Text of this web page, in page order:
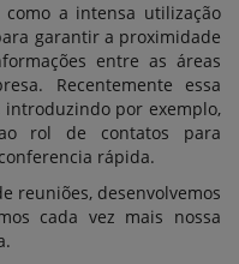
a intensa utilização
garantir a proximidade
entre as áreas
Recentemente essa
por exemplo,
rol de contatos para
rápida.
reuniões, desenvolvemos
cada vez mais nossa